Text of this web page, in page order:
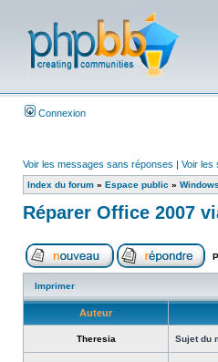
Connexion
Voir les messages sans réponses | Voir les
Index du forum » Espace public » Windows
Réparer Office 2007
Imprimer
Auteur
Theresia Sujet du